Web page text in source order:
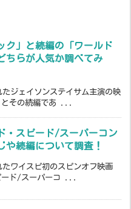
ク」と続編の「ワールド
ちらが人気か調べてみ
たジェイソンステイサム主演の映
とその続編であ ...
・スピード/スーパーコン
や続編について調査！
たワイスピ初のスピンオフ映画
ード/スーパーコ ...